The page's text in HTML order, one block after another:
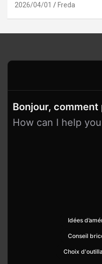
2026/04/01 Freda
Bonjour,
How can I help
Idées
Conseil
Choix